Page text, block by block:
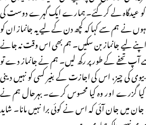
عیدگاہ لے کر گئے۔ ہمارے ایک گہرے دوست کی
انہوں نے ہم سے کہا کہ کچھ دن کے لیے یہ جانماز ان کو
لیے جانماز بن سکیں۔ ہم بھی اس وقت نہ جانے
آپ تحفے کے طور پر رکھ لیں۔ ہم نے جانماز دے تو
کی چیز، اس کی اجازت کے بغیر کسی کو نہیں دینی
کیا گزرے اور وہ کیا محسوس کرے۔ بہرحال ہم نے
میں جان آئی کہ اس نے کوئی برا نہیں مانا۔ شاید